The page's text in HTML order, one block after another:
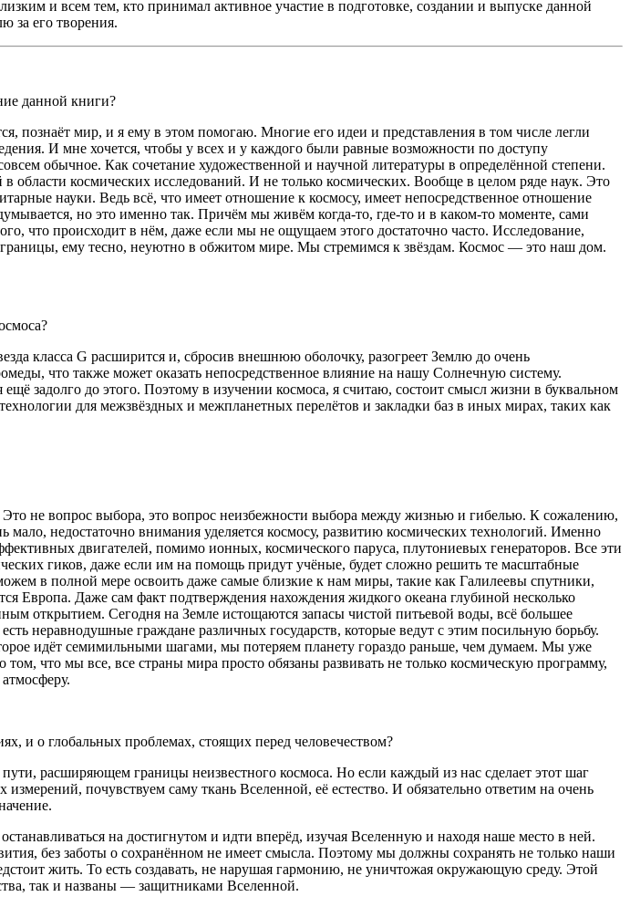
и всем тем, кто принимал активное участие в подготовке, создании и выпуске данной
за его творения.
данной книги?
познаёт мир, и я ему в этом помогаю. Многие его идеи и представления в том числе легли
И мне хочется, чтобы у всех и у каждого были равные возможности по доступу
обычное. Как сочетание художественной и научной литературы в определённой степени.
области космических исследований. И не только космических. Вообще в целом ряде наук. Это
науки. Ведь всё, что имеет отношение к космосу, имеет непосредственное отношение
но это именно так. Причём мы живём когда-то, где-то и в каком-то моменте, сами
что происходит в нём, даже если мы не ощущаем этого достаточно часто. Исследование,
ему тесно, неуютно в обжитом мире. Мы стремимся к звёздам. Космос — это наш дом.
класса G расширится и, сбросив внешнюю оболочку, разогреет Землю до очень
что также может оказать непосредственное влияние на нашу Солнечную систему.
задолго до этого. Поэтому в изучении космоса, я считаю, состоит смысл жизни в буквальном
для межзвёздных и межпланетных перелётов и закладки баз в иных мирах, таких как
не вопрос выбора, это вопрос неизбежности выбора между жизнью и гибелью. К сожалению,
недостаточно внимания уделяется космосу, развитию космических технологий. Именно
двигателей, помимо ионных, космического паруса, плутониевых генераторов. Все эти
гиков, даже если им на помощь придут учёные, будет сложно решить те масштабные
в полной мере освоить даже самые близкие к нам миры, такие как Галилеевы спутники,
Европа. Даже сам факт подтверждения нахождения жидкого океана глубиной несколько
открытием. Сегодня на Земле истощаются запасы чистой питьевой воды, всё большее
неравнодушные граждане различных государств, которые ведут с этим посильную борьбу.
идёт семимильными шагами, мы потеряем планету гораздо раньше, чем думаем. Мы уже
что мы все, все страны мира просто обязаны развивать не только космическую программу,
и о глобальных проблемах, стоящих перед человечеством?
расширяющем границы неизвестного космоса. Но если каждый из нас сделает этот шаг
почувствуем саму ткань Вселенной, её естество. И обязательно ответим на очень
на достигнутом и идти вперёд, изучая Вселенную и находя наше место в ней.
без заботы о сохранённом не имеет смысла. Поэтому мы должны сохранять не только наши
жить. То есть создавать, не нарушая гармонию, не уничтожая окружающую среду. Этой
так и названы — защитниками Вселенной.